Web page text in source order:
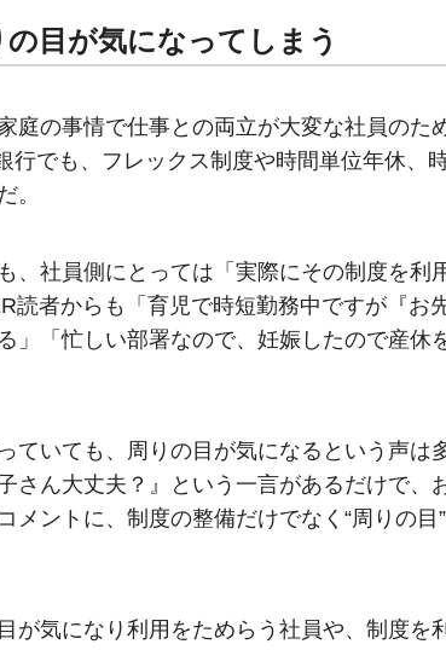
目が気になってしまう
庭の事情で仕事との両立が大変な社員のた
行でも、フレックス制度や時間単位年休、
。
、社員側にとっては「実際にその制度を利
読者からも「育児で時短勤務中ですが『お
」「忙しい部署なので、妊娠したので産
ていても、周りの目が気になるという声
さん大丈夫？』という一言があるだけで、
メントに、制度の整備だけでなく“周りの
が気になり利用をためらう社員や、制度を